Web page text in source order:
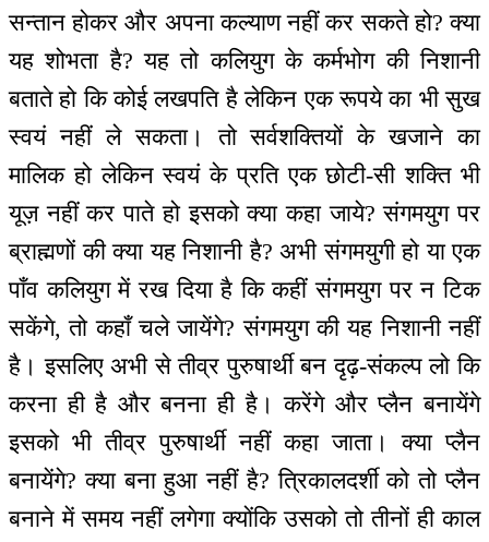
सन्तान होकर और अपना कल्याण नहीं कर सकते हो? क्या
यह शोभता है? यह तो कलियुग के कर्मभोग की निशानी
बताते हो कि कोई लखपति है लेकिन एक रूपये का भी सुख
स्वयं नहीं ले सकता। तो सर्वशक्तियों के खजाने का
मालिक हो लेकिन स्वयं के प्रति एक छोटी-सी शक्ति भी
यूज़ नहीं कर पाते हो इसको क्या कहा जाये? संगमयुग पर
ब्राह्मणों की क्या यह निशानी है? अभी संगमयुगी हो या एक
पाँव कलियुग में रख दिया है कि कहीं संगमयुग पर न टिक
सकेंगे, तो कहाँ चले जायेंगे? संगमयुग की यह निशानी नहीं
है। इसलिए अभी से तीव्र पुरुषार्थी बन दृढ़-संकल्प लो कि
करना ही है और बनना ही है। करेंगे और प्लैन बनायेंगे
इसको भी तीव्र पुरुषार्थी नहीं कहा जाता। क्या प्लैन
बनायेंगे? क्या बना हुआ नहीं है? त्रिकालदर्शी को तो प्लैन
बनाने में समय नहीं लगेगा क्योंकि उसको तो तीनों ही काल